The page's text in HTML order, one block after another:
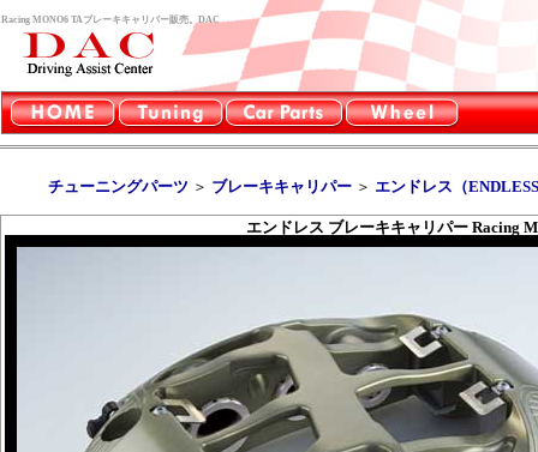
Racing MONO6 TAブレーキキャリパー販売。DAC
チューニングパーツ ＞ ブレーキキャリパー ＞ エンドレス（
エンドレス ブレーキキャリパー Racing